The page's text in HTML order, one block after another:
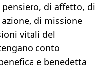
di affetto, di
di missione
vitali del
conto
e benedetta